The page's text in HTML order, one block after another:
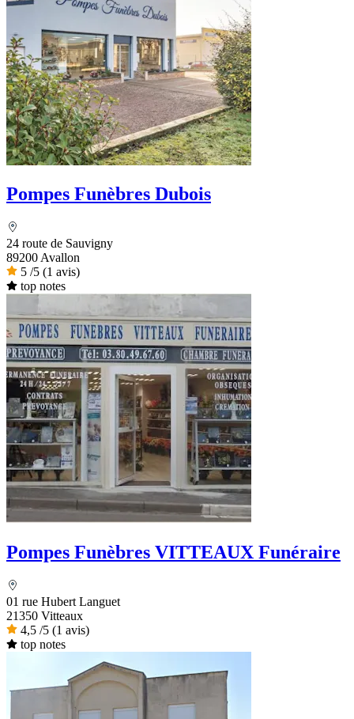
Pompes Funèbres Dubois
24 route de Sauvigny
89200 Avallon
5 /5 (1 avis)
top notes
Pompes Funèbres VITTEAUX Funéraire
01 rue Hubert Languet
21350 Vitteaux
4,5 /5 (1 avis)
top notes